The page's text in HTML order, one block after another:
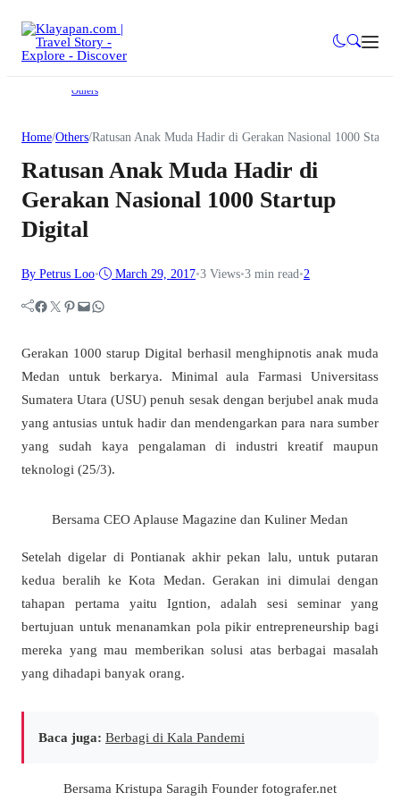
Others
Home/Others/Ratusan Anak Muda Hadir di Gerakan Nasional 1000
Ratusan Anak Muda Hadir di
Gerakan Nasional 1000 Startup
Digital
By Petrus Loo• March 29, 2017•3 Views•3 min read •2
Facebook Twitter Pinterest Mail WhatsApp
Gerakan 1000 starup Digital berhasil menghipnotis anak muda
Medan untuk berkarya. Minimal aula Farmasi Universitass
Sumatera Utara (USU) penuh sesak dengan berjubel anak muda
yang antusias untuk hadir dan mendengarkan para nara sumber
yang sudah kaya pengalaman di industri kreatif maupun
teknologi (25/3).
Bersama CEO Aplause Magazine dan Kuliner Medan
Setelah digelar di Pontianak akhir pekan lalu, untuk putaran
kedua beralih ke Kota Medan. Gerakan ini dimulai dengan
tahapan pertama yaitu Igntion, adalah sesi seminar yang
bertujuan untuk menanamkan pola pikir entrepreneurship bagi
mereka yang mau memberikan solusi atas berbagai masalah
yang dihadapi banyak orang.
Baca juga: Berbagi di Kala Pandemi
Bersama Kristupa Saragih Founder fotografer.net